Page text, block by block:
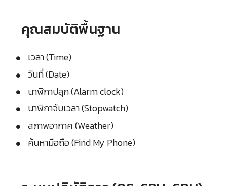
คุณสมบัติพื้นฐาน
เวลา (Time)
วันที่ (Date)
นาฬิกาปลุก (Alarm clock)
นาฬิกาจับเวลา (Stopwatch)
สภาพอากาศ (Weather)
ค้นหามือถือ (Find My Phone)